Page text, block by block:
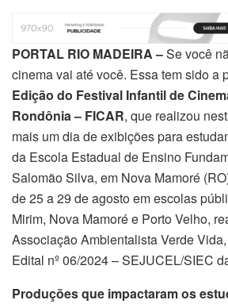
PORTAL RIO MADEIRA –Se você
cinema vai até você. Essa tem sido a
Edição do Festival Infantil de
Rondônia – FICAR, que realizou
mais um dia de exibições para
da Escola Estadual de Ensino
Salomão Silva, em Nova Mamoré
de 25 a 29 de agosto em escolas
Mirim, Nova Mamoré e Porto Velho,
Associação Ambientalista Verde
Edital nº 06/2024 – SEJUCEL/SIEC
Produções que impactaram os